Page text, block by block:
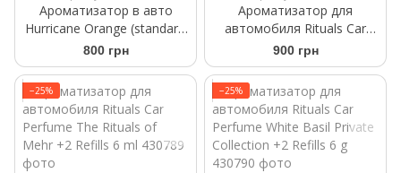
Ароматизатор в авто
Hurricane Orange (standart)
Аромасаше на дефлектор
800 грн
Ароматизатор для
автомобиля Rituals Car
Perfume The Ritual of Sport
+2 Refills 6ml
900 грн
−25% −25%